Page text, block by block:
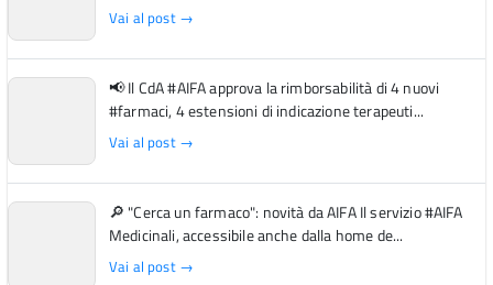
Vai al post →
📢 Il CdA #AIFA approva la rimborsabilità di 4 nuovi
#farmaci, 4 estensioni di indicazione terapeuti...
Vai al post →
🔎 "Cerca un farmaco": novità da AIFA Il servizio #AIFA
Medicinali, accessibile anche dalla home de...
Vai al post →